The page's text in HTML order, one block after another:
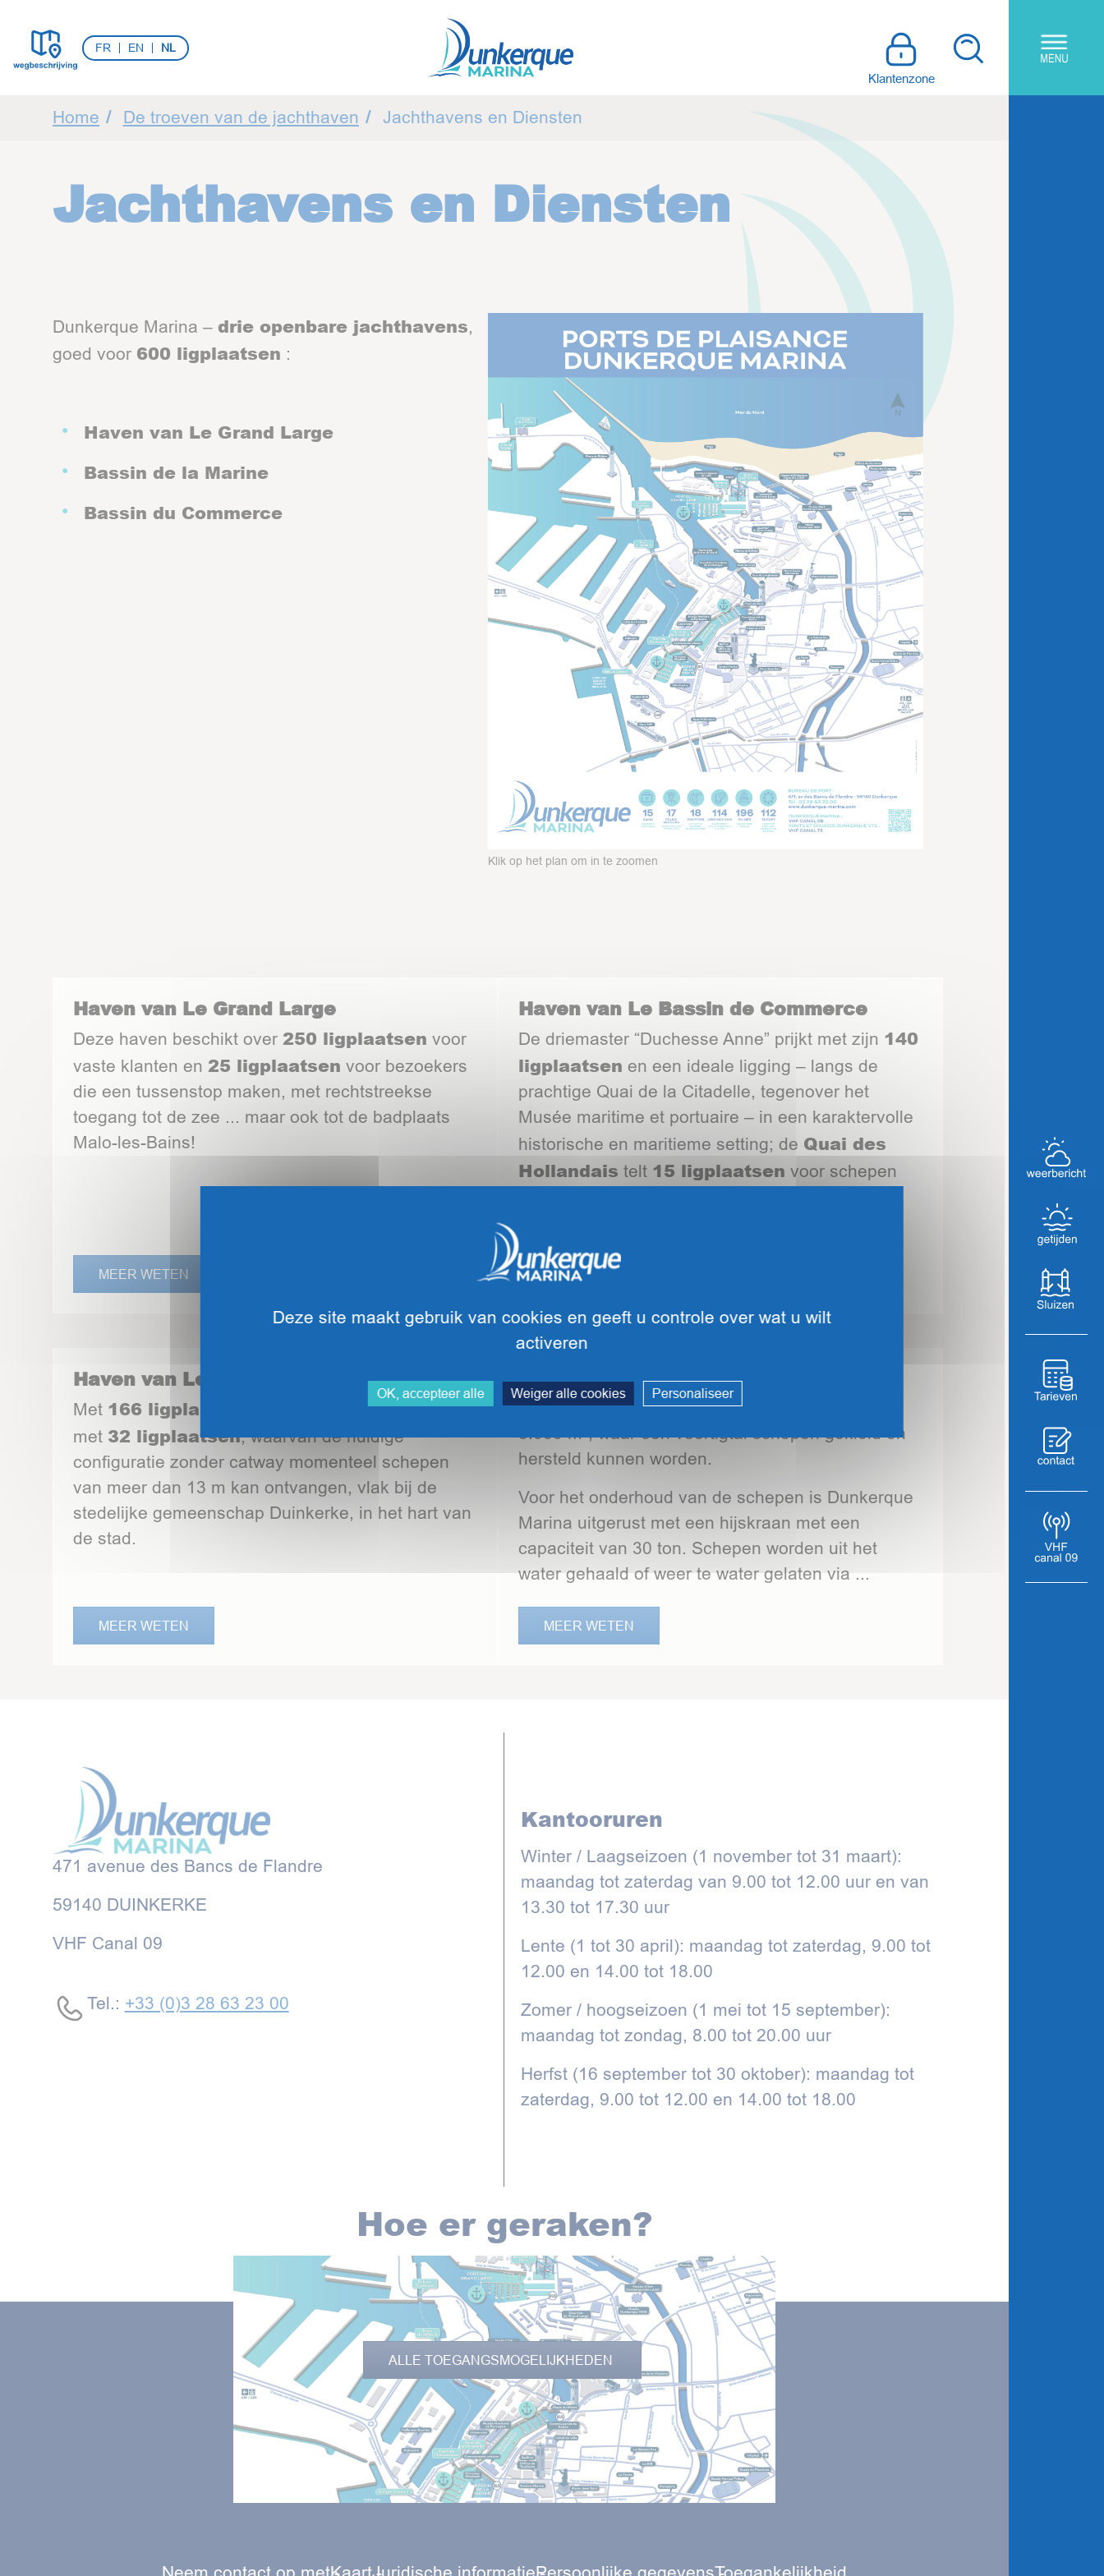
FR EN NL
Klantenzone
U ben hier:
Home De troeven van de jachthaven Jachthavens en Diensten
Jachthavens en Diensten
Klik op het plan om in te zoomen
Dunkerque Marina – drie openbare jachthavens,
goed voor 600 ligplaatsen :
Haven van Le Grand Large
Bassin de la Marine
Bassin du Commerce
Haven van Le Grand Large
Deze haven beschikt over 250 ligplaatsen voor
vaste klanten en 25 ligplaatsen voor bezoekers
die een tussenstop maken, met rechtstreekse
toegang tot de zee ... maar ook tot de badplaats
Malo-les-Bains!
MEER WETEN
Haven van Le Bassin de Commerce
De driemaster “Duchesse Anne” prijkt met zijn 140
ligplaatsen en een ideale ligging – langs de
prachtige Quai de la Citadelle, tegenover het
Musée maritime et portuaire – in een karaktervolle
historische en maritieme setting; de Quai des
Hollandais telt 15 ligplaatsen voor schepen
MEER WETEN
Haven van Le Bassin de la Marine
Met 166 ligplaatsen Quai Ronarc’h,
met 32 ligplaatsen, waarvan de huidige
configuratie zonder catway momenteel schepen
van meer dan 13 m kan ontvangen, vlak bij de
stedelijke gemeenschap Duinkerke, in het hart van
de stad.
MEER WETEN
Technische zone van Le Grand Large
De technische zone van Le Grand Large beslaat
5.000 m², waar een veertigtal schepen gekield en
hersteld kunnen worden.
Voor het onderhoud van de schepen is Dunkerque
Marina uitgerust met een hijskraan met een
capaciteit van 30 ton. Schepen worden uit het
water gehaald of weer te water gelaten via ...
MEER WETEN
471 avenue des Bancs de Flandre
59140 DUINKERKE
VHF Canal 09
Tel.: +33 (0)3 28 63 23 00
Kantooruren
Winter / Laagseizoen (1 november tot 31 maart):
maandag tot zaterdag van 9.00 tot 12.00 uur en van
13.30 tot 17.30 uur
Lente (1 tot 30 april): maandag tot zaterdag, 9.00 tot
12.00 en 14.00 tot 18.00
Zomer / hoogseizoen (1 mei tot 15 september):
maandag tot zondag, 8.00 tot 20.00 uur
Herfst (16 september tot 30 oktober): maandag tot
zaterdag, 9.00 tot 12.00 en 14.00 tot 18.00
Hoe er geraken?
ALLE TOEGANGSMOGELIJKHEDEN
Deze site maakt gebruik van cookies en geeft u controle over wat u wilt
activeren
OK, accepteer alle Weiger alle cookies Personaliseer